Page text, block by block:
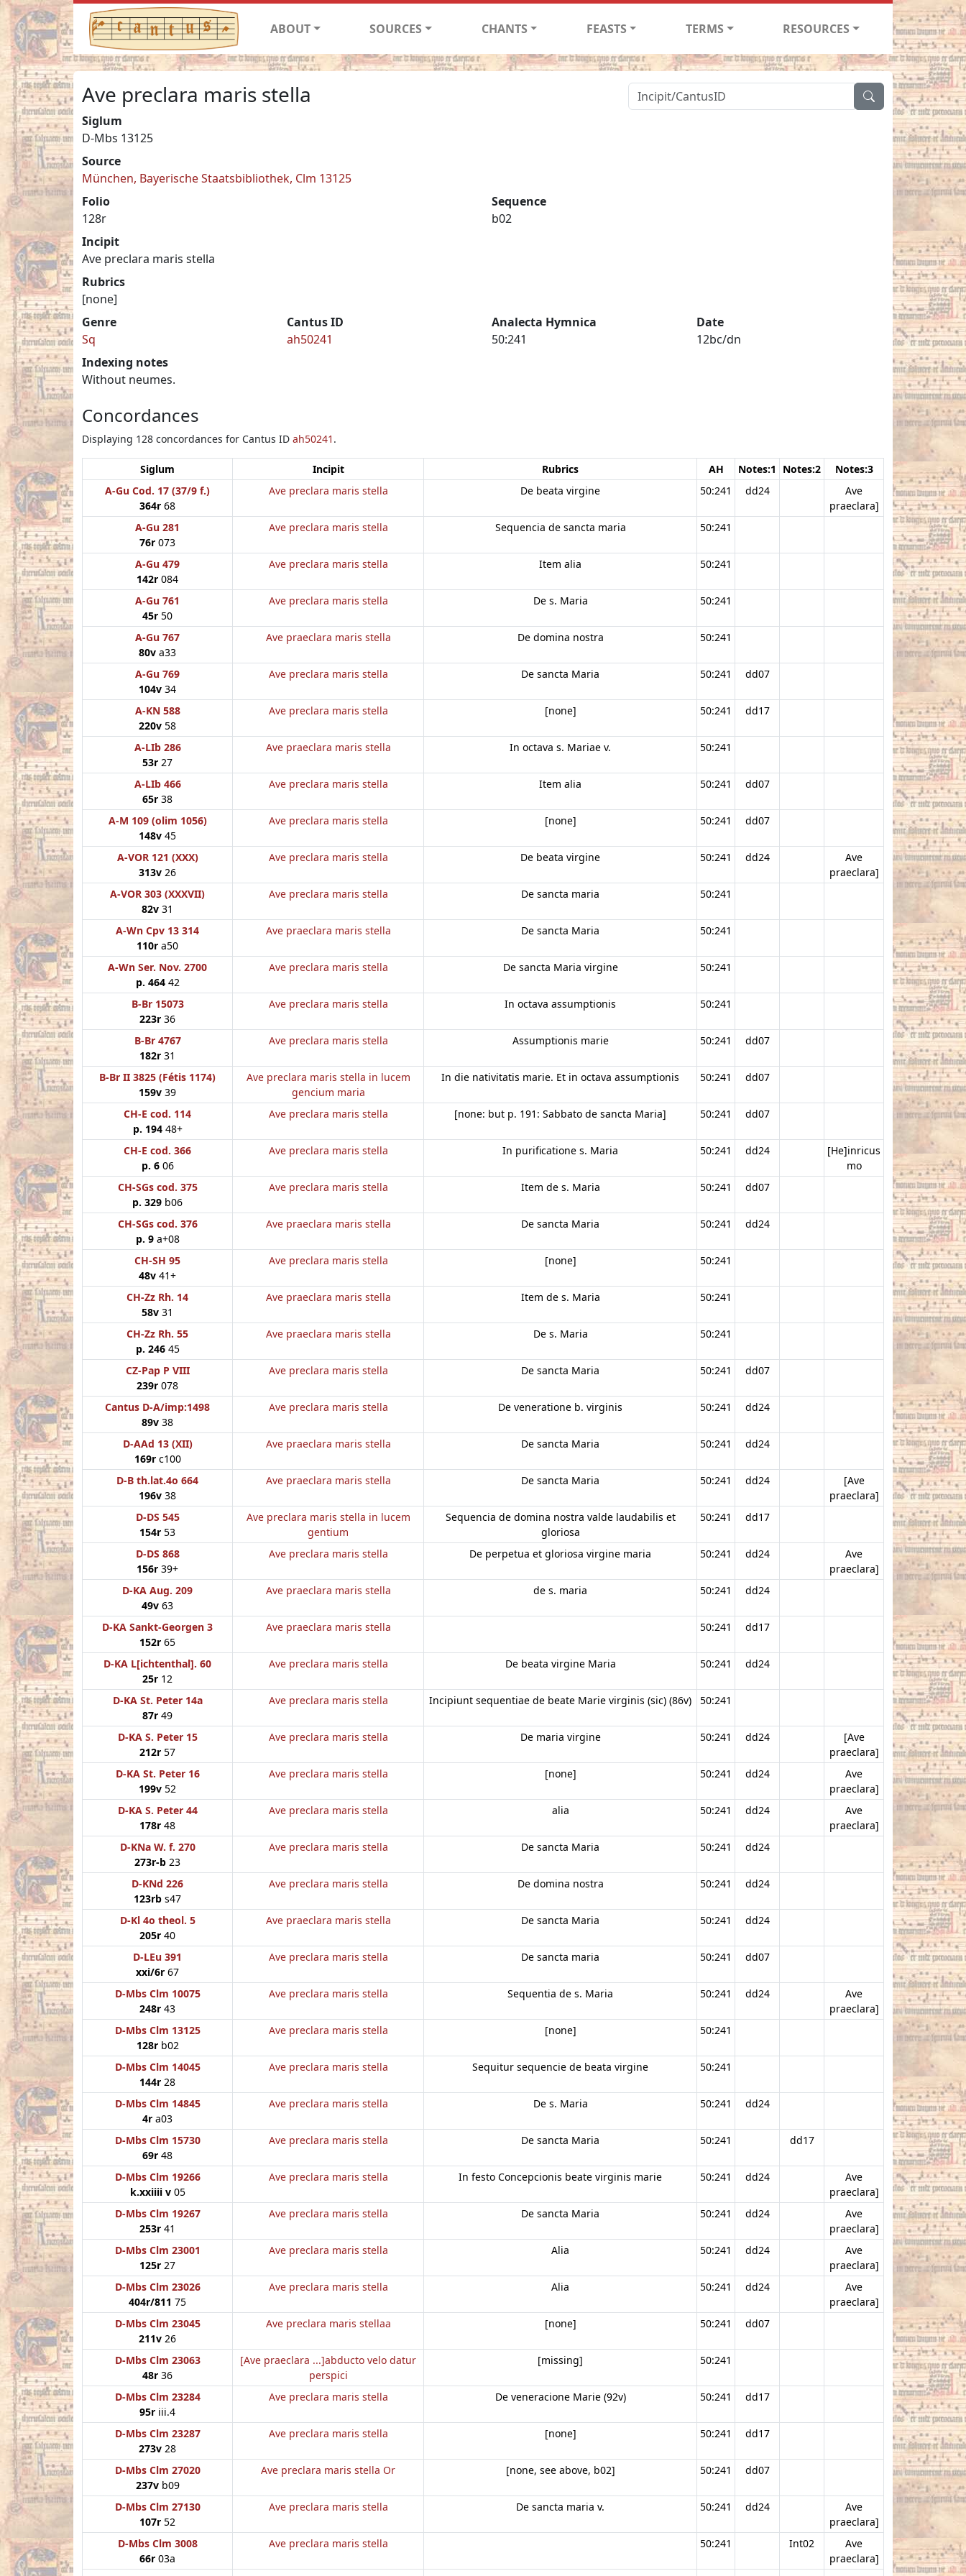
ABOUT SOURCES CHANTS FEASTS TERMS RESOURCES
Ave preclara maris stella
Siglum
D-Mbs 13125
Source
München, Bayerische Staatsbibliothek, Clm 13125
Folio
128r
Sequence
b02
Incipit
Ave preclara maris stella
Rubrics
[none]
Genre
Sq
Cantus ID
ah50241
Analecta Hymnica
50:241
Date
12bc/dn
Indexing notes
Without neumes.
Concordances
Displaying 128 concordances for Cantus ID ah50241 .
Siglum Incipit Rubrics AH Notes:1 Notes:2
Notes:3
A-Gu Cod. 17 (37/9 f.)
364r 68
Ave preclara maris stella De beata virgine 50:241 dd24
Ave
praeclara]
A-Gu 281
76r 073
Ave preclara maris stella Sequencia de sancta maria 50:241
A-Gu 479
142r 084
Ave preclara maris stella Item alia 50:241
A-Gu 761
45r 50
Ave preclara maris stella De s. Maria 50:241
A-Gu 767
80v a33
Ave praeclara maris stella De domina nostra 50:241
A-Gu 769
104v 34
Ave preclara maris stella De sancta Maria 50:241 dd07
A-KN 588
220v 58
Ave preclara maris stella [none] 50:241 dd17
A-LIb 286
53r 27
Ave praeclara maris stella In octava s. Mariae v. 50:241
A-LIb 466
65r 38
Ave preclara maris stella Item alia 50:241 dd07
A-M 109 (olim 1056)
148v 45
Ave preclara maris stella [none] 50:241 dd07
A-VOR 121 (XXX)
313v 26
Ave preclara maris stella De beata virgine 50:241 dd24
Ave
praeclara]
A-VOR 303 (XXXVII)
82v 31
Ave preclara maris stella De sancta maria 50:241
A-Wn Cpv 13 314
110r a50
Ave praeclara maris stella De sancta Maria 50:241
A-Wn Ser. Nov. 2700
p. 46442
Ave preclara maris stella De sancta Maria virgine 50:241
B-Br 15073
223r 36
Ave preclara maris stella In octava assumptionis 50:241
B-Br 4767
182r 31
Ave preclara maris stella Assumptionis marie 50:241 dd07
B-Br II 3825 (Fétis 1174)
159v 39
Ave preclara maris stella in lucem
gencium maria
In die nativitatis marie. Et in octava assumptionis 50:241 dd07
CH-E cod. 114
p. 19448+
Ave preclara maris stella [none: but p. 191: Sabbato de sancta Maria] 50:241 dd07
CH-E cod. 366
p. 606
Ave preclara maris stella In purificatione s. Maria 50:241 dd24
[He]inricus
mo
CH-SGs cod. 375
p. 329 b06
Ave preclara maris stella Item de s. Maria 50:241 dd07
CH-SGs cod. 376
p. 9a+08
Ave praeclara maris stella De sancta Maria 50:241 dd24
CH-SH 95
48v 41+
Ave preclara maris stella [none] 50:241
CH-Zz Rh. 14
58v 31
Ave praeclara maris stella Item de s. Maria 50:241
CH-Zz Rh. 55
p. 24645
Ave praeclara maris stella De s. Maria 50:241
CZ-Pap P VIII
239r 078
Ave preclara maris stella De sancta Maria 50:241 dd07
Cantus D-A/imp:1498
89v 38
Ave preclara maris stella De veneratione b. virginis 50:241 dd24
D-AAd 13 (XII)
169rc100
Ave praeclara maris stella De sancta Maria 50:241 dd24
D-B th.lat.4o 664
196v 38
Ave praeclara maris stella De sancta Maria 50:241 dd24
[Ave
praeclara]
D-DS 545
154r 53
Ave preclara maris stella in lucem
gentium
Sequencia de domina nostra valde laudabilis et
gloriosa
50:241 dd17
D-DS 868
156r 39+
Ave preclara maris stella De perpetua et gloriosa virgine maria 50:241 dd24
Ave
praeclara]
D-KA Aug. 209
49v 63
Ave praeclara maris stella de s. maria 50:241 dd24
D-KA Sankt-Georgen 3
152r 65
Ave praeclara maris stella 50:241 dd17
D-KA L[ichtenthal]. 60
25r 12
Ave preclara maris stella De beata virgine Maria 50:241 dd24
D-KA St. Peter 14a
87r 49
Ave preclara maris stella Incipiunt sequentiae de beate Marie virginis (sic) (86v) 50:241
D-KA S. Peter 15
212r 57
Ave preclara maris stella De maria virgine 50:241 dd24
[Ave
praeclara]
D-KA St. Peter 16
199v 52
Ave preclara maris stella [none] 50:241 dd24
Ave
praeclara]
D-KA S. Peter 44
178r 48
Ave preclara maris stella alia 50:241 dd24
Ave
praeclara]
D-KNa W. f. 270
273r-b 23
Ave preclara maris stella De sancta Maria 50:241 dd24
D-KNd 226
123rb s47
Ave preclara maris stella De domina nostra 50:241 dd24
D-Kl 4o theol. 5
205r 40
Ave praeclara maris stella De sancta Maria 50:241 dd24
D-LEu 391
xxi/6r 67
Ave preclara maris stella De sancta maria 50:241 dd07
D-Mbs Clm 10075
248r 43
Ave preclara maris stella Sequentia de s. Maria 50:241 dd24
Ave
praeclara]
D-Mbs Clm 13125
128rb02
Ave preclara maris stella [none] 50:241
D-Mbs Clm 14045
144r 28
Ave preclara maris stella Sequitur sequencie de beata virgine 50:241
D-Mbs Clm 14845
4r a03
Ave preclara maris stella De s. Maria 50:241 dd24
D-Mbs Clm 15730
69r 48
Ave preclara maris stella De sancta Maria 50:241 dd17
D-Mbs Clm 19266
k.xxiiii v05
Ave preclara maris stella In festo Concepcionis beate virginis marie 50:241 dd24
Ave
praeclara]
D-Mbs Clm 19267
253r 41
Ave preclara maris stella De sancta Maria 50:241 dd24
Ave
praeclara]
D-Mbs Clm 23001
125r 27
Ave preclara maris stella Alia 50:241 dd24
Ave
praeclara]
D-Mbs Clm 23026
404r/811 75
Ave preclara maris stella Alia 50:241 dd24
Ave
praeclara]
D-Mbs Clm 23045
211v 26
Ave preclara maris stellaa [none] 50:241 dd07
D-Mbs Clm 23063
48r 36
[Ave praeclara ...]abducto velo datur
perspici
[missing] 50:241
D-Mbs Clm 23284
95r iii.4
Ave preclara maris stella De veneracione Marie (92v) 50:241 dd17
D-Mbs Clm 23287
273v 28
Ave preclara maris stella [none] 50:241 dd17
D-Mbs Clm 27020
237vb09
Ave preclara maris stella Or [none, see above, b02] 50:241 dd07
D-Mbs Clm 27130
107r 52
Ave preclara maris stella De sancta maria v. 50:241 dd24
Ave
praeclara]
D-Mbs Clm 3008
66r 03a
Ave preclara maris stella 50:241 Int02
Ave
praeclara]